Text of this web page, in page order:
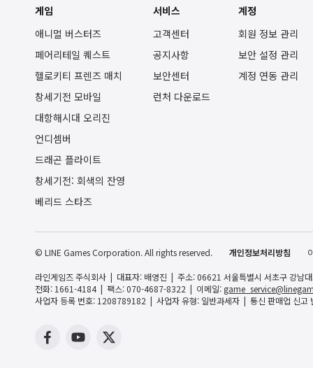
게임
애니멀 버스터즈
페어리테일 퀘스트
헬로키티 프렌즈 매치
창세기전 모바일
대항해시대 오리진
언디셈버
드래곤 플라이트
창세기전: 회색의 잔영
베리드 스타즈
서비스
고객센터
공지사항
보안센터
런처 다운로드
계정
회원 정보 관리
보안 설정 관리
계정 연동 관리
© LINE Games Corporation. All rights reserved. 개인정보처리방침
라인게임즈 주식회사 대표자: 배영진
주소: 06621 서울특별시 서초구 강남
전화: 1661-4184
팩스: 070-4687-8322 이메일:
사업자 등록 번호: 1208789182
사업자 유형: 일반과세자 통신 판매업 신